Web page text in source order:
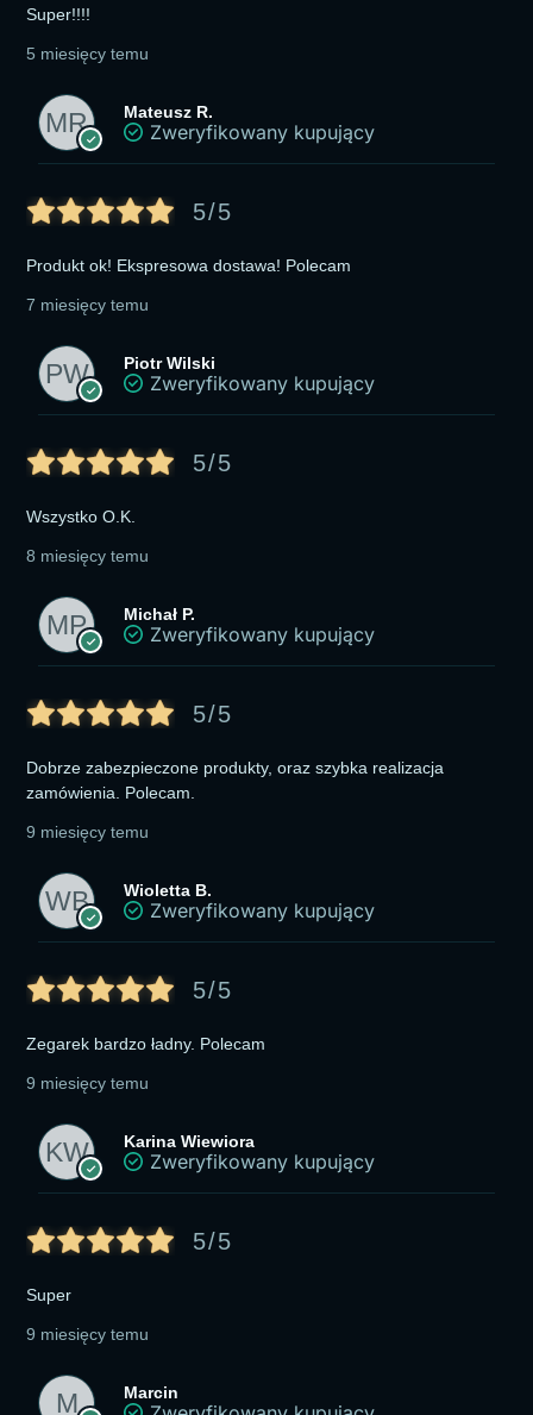
Super!!!!
5 miesięcy temu
Mateusz R.
Zweryfikowany kupujący
5/5
Produkt ok! Ekspresowa dostawa! Polecam
7 miesięcy temu
Piotr Wilski
Zweryfikowany kupujący
5/5
Wszystko O.K.
8 miesięcy temu
Michał P.
Zweryfikowany kupujący
5/5
Dobrze zabezpieczone produkty, oraz szybka realizacja
zamówienia. Polecam.
9 miesięcy temu
Wioletta B.
Zweryfikowany kupujący
5/5
Zegarek bardzo ładny. Polecam
9 miesięcy temu
Karina Wiewiora
Zweryfikowany kupujący
5/5
Super
9 miesięcy temu
Marcin